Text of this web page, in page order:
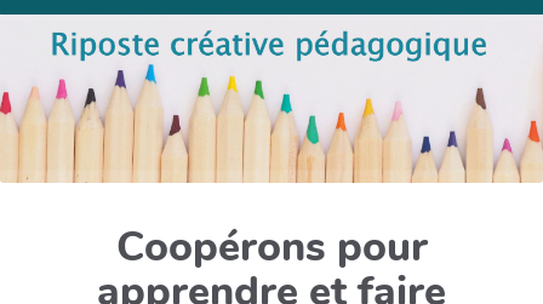
Coopérons pour
apprendre et faire